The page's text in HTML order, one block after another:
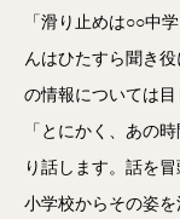
「滑り止めは○○中
んはひたすら聞き
の情報については目
「とにかく、あの
り話します。話を
小学校からその姿